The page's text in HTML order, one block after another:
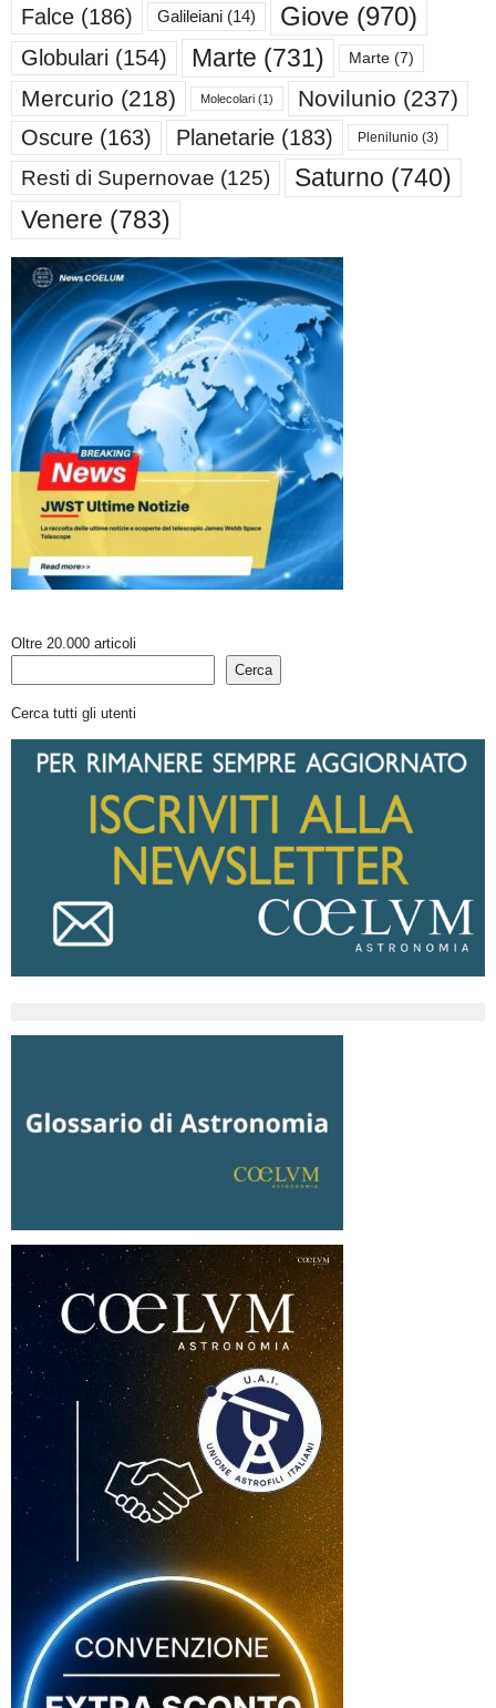
Falce (186) Galileiani (14) Giove (970)
Globulari (154) Marte (731) Marte (7)
Mercurio (218) Molecolari (1) Novilunio (237)
Oscure (163) Planetarie (183) Plenilunio (3)
Resti di Supernovae (125) Saturno (740)
Venere (783)
Oltre 20.000 articoli
Cerca
Cerca tutti gli utenti